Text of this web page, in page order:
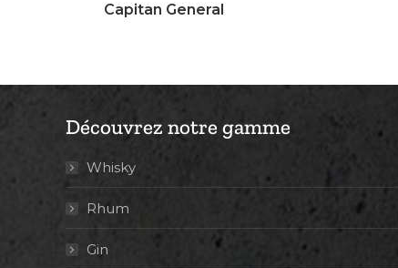
Capitan General
Découvrez notre gamme
Whisky
Rhum
Gin